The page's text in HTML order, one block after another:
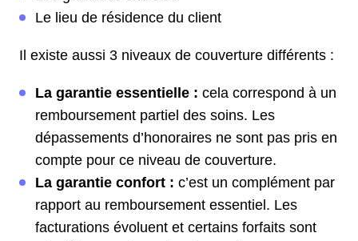
Le lieu de résidence du client
Il existe aussi 3 niveaux de couverture différents :
La garantie essentielle : cela correspond à un
remboursement partiel des soins. Les
dépassements d’honoraires ne sont pas pris en
compte pour ce niveau de couverture.
La garantie confort : c’est un complément par
rapport au remboursement essentiel. Les
facturations évoluent et certains forfaits sont